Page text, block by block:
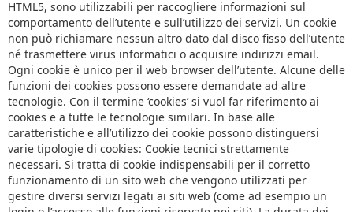
HTML5, sono utilizzabili per raccogliere informazioni sul
comportamento dell’utente e sull’utilizzo dei servizi. Un cookie
non può richiamare nessun altro dato dal disco fisso dell’utente
né trasmettere virus informatici o acquisire indirizzi email.
Ogni cookie è unico per il web browser dell’utente. Alcune delle
funzioni dei cookies possono essere demandate ad altre
tecnologie. Con il termine ‘cookies’ si vuol far riferimento ai
cookies e a tutte le tecnologie similari. In base alle
caratteristiche e all’utilizzo dei cookie possono distinguersi
varie tipologie di cookies: Cookie tecnici strettamente
necessari. Si tratta di cookie indispensabili per il corretto
funzionamento di un sito web che vengono utilizzati per
gestire diversi servizi legati ai siti web (come ad esempio un